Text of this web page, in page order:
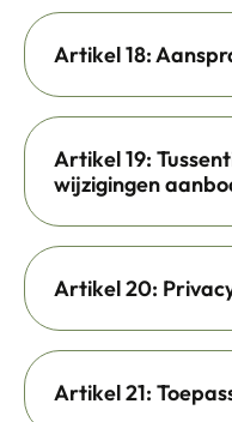
Artikel 18:
Artikel 19:
wijzigingen
Artikel 20:
Artikel 21: